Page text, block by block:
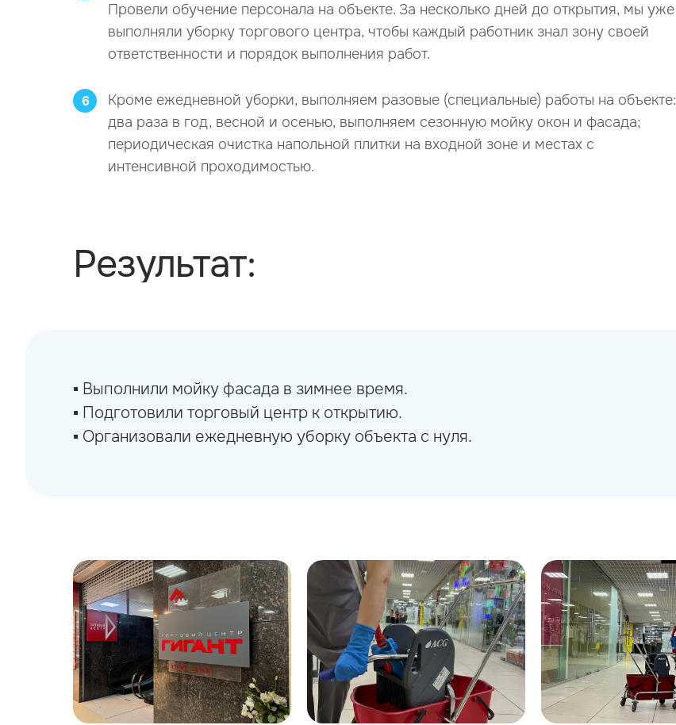
Провели обучение персонала на объекте. За несколько дней до открытия, мы уже
выполняли уборку торгового центра, чтобы каждый работник знал зону своей
ответственности и порядок выполнения работ.
6
Кроме ежедневной уборки, выполняем разовые (специальные) работы на объекте:
два раза в год, весной и осенью, выполняем сезонную мойку окон и фасада;
периодическая очистка напольной плитки на входной зоне и местах с
интенсивной проходимостью.
Результат:
▪︎ Выполнили мойку фасада в зимнее время.
▪︎ Подготовили торговый центр к открытию.
▪︎ Организовали ежедневную уборку объекта с нуля.